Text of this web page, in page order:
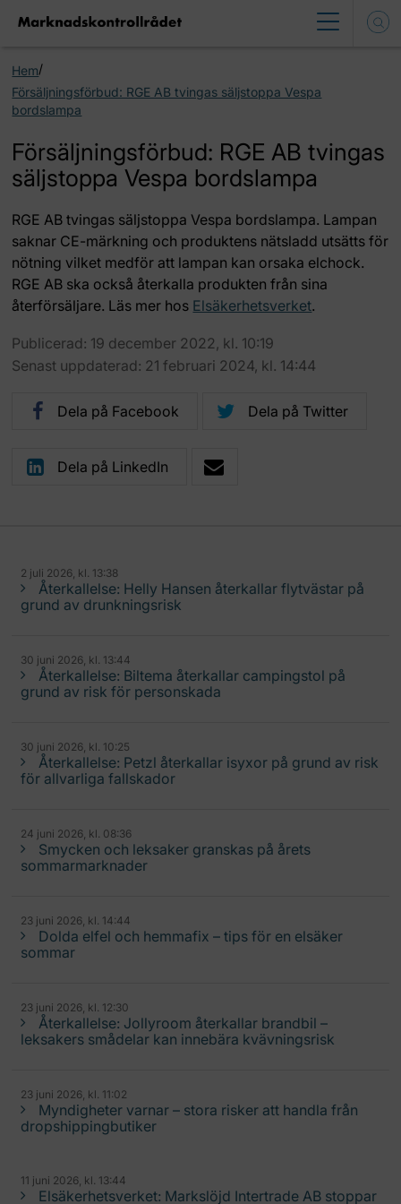
Hem/
Försäljningsförbud: RGE AB tvingas säljstoppa Vespa
bordslampa
Försäljningsförbud: RGE AB tvingas
säljstoppa Vespa bordslampa
RGE AB tvingas säljstoppa Vespa bordslampa. Lampan
saknar CE-märkning och produktens nätsladd utsätts för
nötning vilket medför att lampan kan orsaka elchock.
RGE AB ska också återkalla produkten från sina
återförsäljare. Läs mer hos Elsäkerhetsverket.
Publicerad: 19 december 2022, kl. 10:19
Senast uppdaterad: 21 februari 2024, kl. 14:44
Dela på Facebook Dela på Twitter
Dela på LinkedIn
2 juli 2026, kl. 13:38
Återkallelse: Helly Hansen återkallar flytvästar på
grund av drunkningsrisk
30 juni 2026, kl. 13:44
Återkallelse: Biltema återkallar campingstol på
grund av risk för personskada
30 juni 2026, kl. 10:25
Återkallelse: Petzl återkallar isyxor på grund av risk
för allvarliga fallskador
24 juni 2026, kl. 08:36
Smycken och leksaker granskas på årets
sommarmarknader
23 juni 2026, kl. 14:44
Dolda elfel och hemmafix – tips för en elsäker
sommar
23 juni 2026, kl. 12:30
Återkallelse: Jollyroom återkallar brandbil –
leksakers smådelar kan innebära kvävningsrisk
23 juni 2026, kl. 11:02
Myndigheter varnar – stora risker att handla från
dropshippingbutiker
11 juni 2026, kl. 13:44
Elsäkerhetsverket: Markslöjd Intertrade AB stoppar